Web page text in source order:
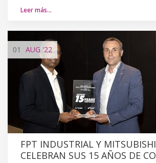
Leer más…
01 AUG '22
FPT INDUSTRIAL Y
CELEBRAN SUS 15 AÑOS DE